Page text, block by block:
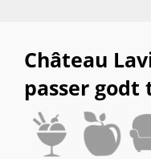
Château
passer godt